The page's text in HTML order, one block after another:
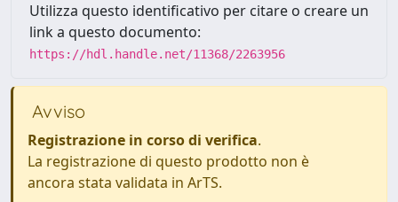
Utilizza questo identificativo per citare o creare un
link a questo documento:
https://hdl.handle.net/11368/2263956
Avviso
Registrazione in corso di verifica.
La registrazione di questo prodotto non è
ancora stata validata in ArTS.